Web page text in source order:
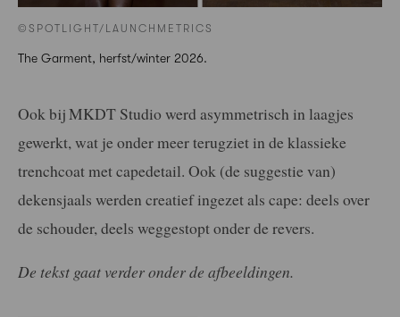
©SPOTLIGHT/LAUNCHMETRICS
The Garment, herfst/winter 2026.
Ook bij MKDT Studio werd asymmetrisch in laagjes
gewerkt, wat je onder meer terugziet in de klassieke
trenchcoat met capedetail. Ook (de suggestie van)
dekensjaals werden creatief ingezet als cape: deels over
de schouder, deels weggestopt onder de revers.
De tekst gaat verder onder de afbeeldingen.